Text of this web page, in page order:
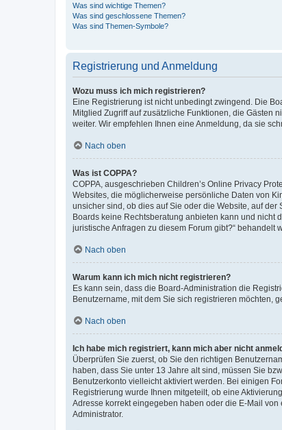
Was sind wichtige Themen?
Was sind geschlossene Themen?
Was sind Themen-Symbole?
Registrierung und Anmeldung
Wozu muss ich mich registrieren?
Eine Registrierung ist nicht unbedingt zwingend. Die
Mitglied Zugriff auf zusätzliche Funktionen, die Gästen
weiter. Wir empfehlen Ihnen eine Anmeldung, da sie
Nach oben
Was ist COPPA?
COPPA, ausgeschrieben Children’s Online Privacy
Websites, die möglicherweise persönliche Daten von
unsicher sind, ob dies auf Sie oder die Website, auf
Boards keine Rechtsberatung anbieten kann und nicht
juristische Anfragen zu diesem Forum gibt?“ behandelt
Nach oben
Warum kann ich mich nicht registrieren?
Es kann sein, dass die Board-Administration die
Benutzername, mit dem Sie sich registrieren möchten,
Nach oben
Ich habe mich registriert, kann mich aber nicht
Überprüfen Sie zuerst, ob Sie den richtigen
haben, dass Sie unter 13 Jahre alt sind, müssen Sie
Benutzerkonto vielleicht aktiviert werden. Bei einigen
Registrierung wurde Ihnen mitgeteilt, ob eine
Adresse korrekt eingegeben haben oder die E-Mail
Administrator.